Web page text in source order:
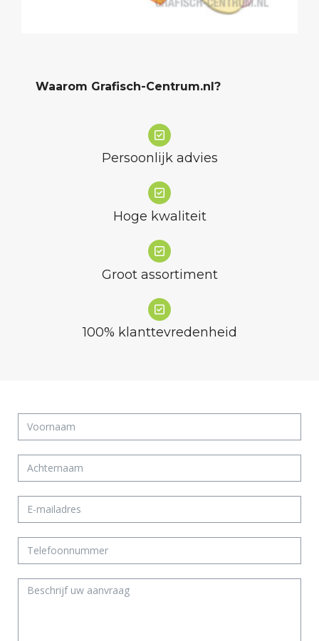
Waarom Grafisch-Centrum.nl?
Persoonlijk advies
Hoge kwaliteit
Groot assortiment
100% klanttevredenheid